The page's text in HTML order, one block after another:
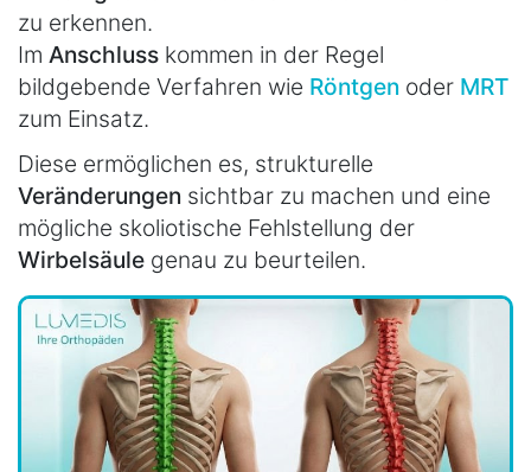
zu erkennen.
Im Anschluss kommen in der Regel
bildgebende Verfahren wie Röntgen oder MRT
zum Einsatz.
Diese ermöglichen es, strukturelle
Veränderungen sichtbar zu machen und eine
mögliche skoliotische Fehlstellung der
Wirbelsäule genau zu beurteilen.